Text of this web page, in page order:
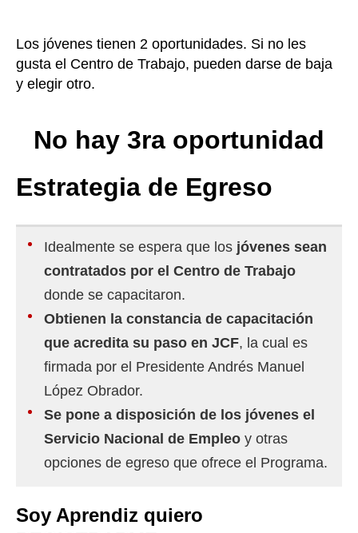
Los jóvenes tienen 2 oportunidades. Si no les
gusta el Centro de Trabajo, pueden darse de baja
y elegir otro.
No hay 3ra oportunidad
Estrategia de Egreso
Idealmente se espera que los jóvenes sean
contratados por el Centro de Trabajo
donde se capacitaron.
Obtienen la constancia de capacitación
que acredita su paso en JCF, la cual es
firmada por el Presidente Andrés Manuel
López Obrador.
Se pone a disposición de los jóvenes el
Servicio Nacional de Empleo y otras
opciones de egreso que ofrece el Programa.
Soy Aprendiz quiero